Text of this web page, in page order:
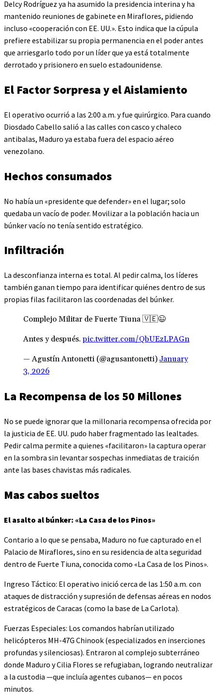
Delcy Rodríguez ya ha asumido la presidencia interina y ha
mantenido reuniones de gabinete en Miraflores, pidiendo
incluso «cooperación con EE. UU.». Esto indica que la cúpula
prefiere estabilizar su propia permanencia en el poder antes
que arriesgarlo todo por un líder que ya está totalmente
derrotado y prisionero en suelo estadounidense.
El Factor Sorpresa y el Aislamiento
El operativo ocurrió a las 2:00 a.m. y fue quirúrgico. Para cuando
Diosdado Cabello salió a las calles con casco y chaleco
antibalas, Maduro ya estaba fuera del espacio aéreo
venezolano.
Hechos consumados
No había un «presidente que defender» en el lugar; solo
quedaba un vacío de poder. Movilizar a la población hacia un
búnker vacío no tenía sentido estratégico.
Infiltración
La desconfianza interna es total. Al pedir calma, los líderes
también ganan tiempo para identificar quiénes dentro de sus
propias filas facilitaron las coordenadas del búnker.
Complejo Militar de Fuerte Tiuna 🇻🇪😉
Antes y después.pic.twitter.com/QbUEzLPAGn
— Agustín Antonetti (@agusantonetti) January
3, 2026
La Recompensa de los 50 Millones
No se puede ignorar que la millonaria recompensa ofrecida por
la justicia de EE. UU. pudo haber fragmentado las lealtades.
Pedir calma permite a quienes «facilitaron» la captura operar
en la sombra sin levantar sospechas inmediatas de traición
ante las bases chavistas más radicales.
Mas cabos sueltos
El asalto al búnker: «La Casa de los Pinos»
Contario a lo que se pensaba, Maduro no fue capturado en el
Palacio de Miraflores, sino en su residencia de alta seguridad
dentro de Fuerte Tiuna, conocida como «La Casa de los Pinos».
Ingreso Táctico: El operativo inició cerca de las 1:50 a.m. con
ataques de distracción y supresión de defensas aéreas en nodos
estratégicos de Caracas (como la base de La Carlota).
Fuerzas Especiales: Los comandos habrían utilizado
helicópteros MH-47G Chinook (especializados en inserciones
profundas y silenciosas). Entraron al complejo subterráneo
donde Maduro y Cilia Flores se refugiaban, logrando neutralizar
a la custodia —que incluía agentes cubanos— en pocos
minutos.